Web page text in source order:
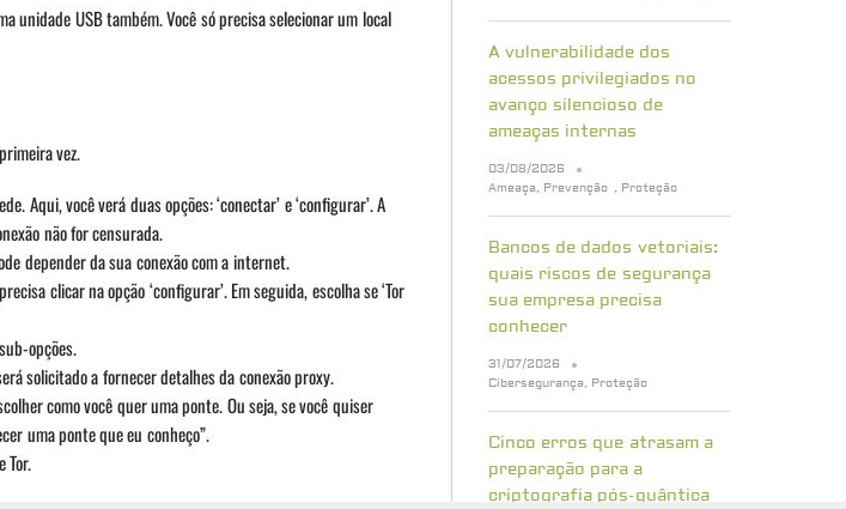
unidade USB também. Você só precisa selecionar um local
vez.
Aqui, você verá duas opções: ‘conectar’ e ‘configurar’. A
não for censurada.
depender da sua conexão com a internet.
clicar na opção ‘configurar’. Em seguida, escolha se ‘Tor
opções.
solicitado a fornecer detalhes da conexão proxy.
como você quer uma ponte. Ou seja, se você quiser
uma ponte que eu conheço”.
Tor.
A vulnerabilidade dos
acessos privilegiados no
avanço silencioso de
ameaças internas
03/08/2026
Ameaça, Prevenção , Proteção
Bancos de dados vetoriais:
quais riscos de segurança
sua empresa precisa
conhecer
31/07/2026
Cibersegurança, Proteção
Cinco erros que atrasam a
preparação para a
criptografia pós-quântica